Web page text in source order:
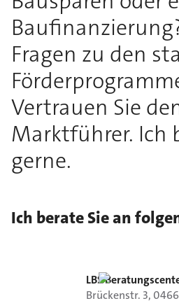
Fragen zu den
Vertrauen Sie
Marktführer. Ich
gerne.
Ich berate Sie an
LBS
Brückenstr. 3,